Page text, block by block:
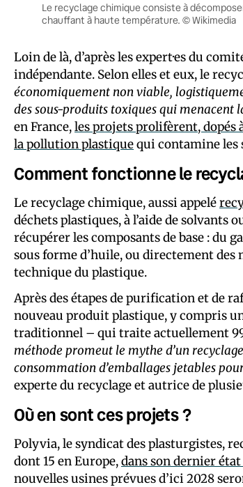
Le recyclage chimique consiste à
chauffant à haute température. © Wikimedia
Loin de là, d’après les expert·es du
indépendante. Selon elles et eux, le
économiquement non viable,
des sous-produits toxiques qui menacent
en France,les projets prolifèrent, dopés
la pollution plastiquequi contamine les
Comment fonctionne le
Le recyclage chimique, aussi appelé
déchets plastiques, à l’aide de solvants
récupérer les composants de base : du
sous forme d’huile, ou directement
technique du plastique.
Après des étapes de purification et de
nouveau produit plastique, y compris
traditionnel – qui traite actuellement
méthode promeut le mythe d’un
consommation d’emballages jetables
experte du recyclage et autrice de
Où en sont ces projets ?
Polyvia, le syndicat des plasturgistes,
dont 15 en Europe,dans son dernier
nouvelles usines prévues d’ici 2028